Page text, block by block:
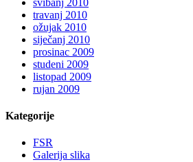
travanj 2010
ožujak 2010
siječanj 2010
prosinac 2009
studeni 2009
listopad 2009
rujan 2009
Kategorije
FSR
Galerija slika